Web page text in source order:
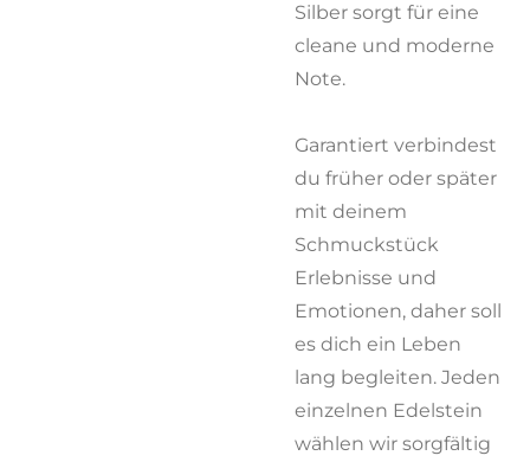
Silber sorgt für eine
cleane und moderne
Note.
Garantiert verbindest
du früher oder später
mit deinem
Schmuckstück
Erlebnisse und
Emotionen, daher soll
es dich ein Leben
lang begleiten. Jeden
einzelnen Edelstein
wählen wir sorgfältig